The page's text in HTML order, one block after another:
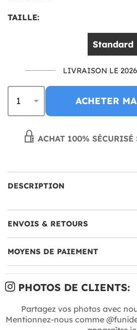
TAILLE:
Standard
LIVRAISON LE
ACHETER
ACHAT 100%
DESCRIPTION
ENVOIS & RETOURS
MOYENS DE PAIEMENT
PHOTOS DE CLIENTS:
Partagez vos photos avec
Mentionnez-nous comme